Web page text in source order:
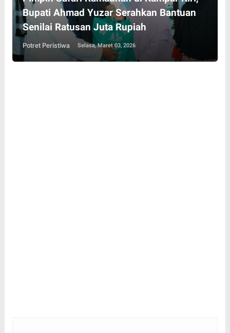
Bupati Ahmad Yuzar Serahkan Bantuan
Senilai Ratusan Juta Rupiah
Potret Peristiwa Selasa, Maret 03, 2026